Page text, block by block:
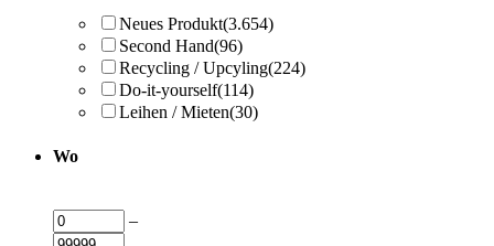
Neues Produkt(3.654)
Second Hand(96)
Recycling / Upcyling(224)
Do-it-yourself(114)
Leihen / Mieten(30)
Wo
–